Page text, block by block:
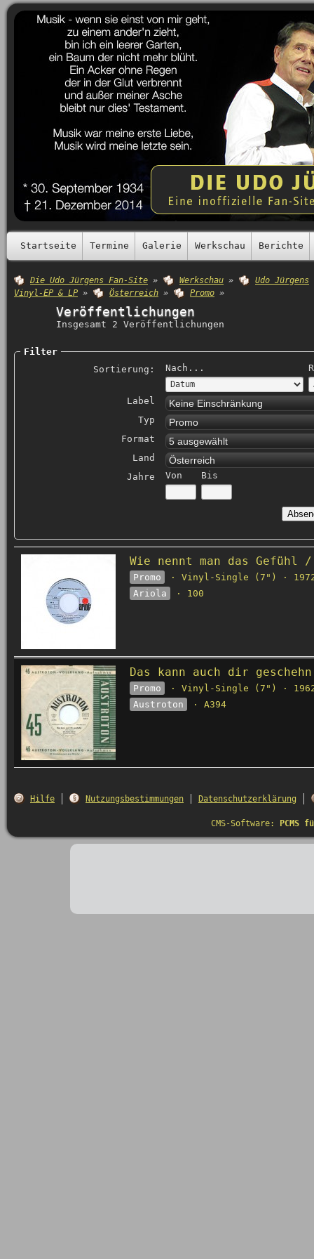
Startseite Termine Galerie Werkschau Berichte
Die Udo Jürgens Fan-Site » Werkschau » Udo Jürgens
Vinyl-EP & LP » Österreich » Promo »
Veröffentlichungen
Insgesamt 2 Veröffentlichungen
Filter
Sortierung:
Nach...
Label Keine Einschränkung
Typ Promo
Format 5 ausgewählt
Land Österreich
Jahre Von Bis
Wie nennt man das Gefühl /
Promo
· Vinyl-Single (7") ·
Ariola
· 100
Das kann auch dir
Promo
· Vinyl-Single (7") ·
Austroton
· A394
Hilfe Nutzungsbestimmungen Datenschutzerklärung
CMS-Software: PCMS